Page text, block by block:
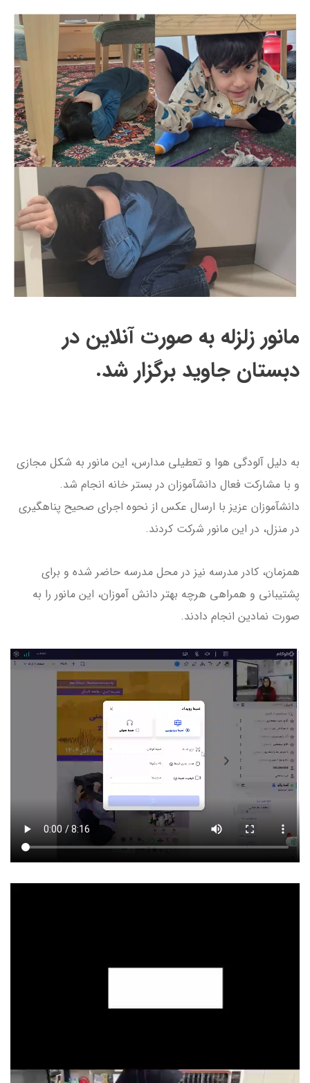
مانور زلزله به صورت آنلاین در
دبستان جاوید برگزار شد.
به دلیل آلودگی هوا و تعطیلی مدارس، این مانور به شکل مجازی
و با مشارکت فعال دانشآموزان در بستر خانه انجام شد.
دانشآموزان عزیز با ارسال عکس از نحوه اجرای صحیح پناهگیری
در منزل، در این مانور شرکت کردند.
همزمان، کادر مدرسه نیز در محل مدرسه حاضر شده و برای
پشتیبانی و همراهی هرچه بهتر دانش آموزان، این مانور را به
صورت نمادین انجام دادند.